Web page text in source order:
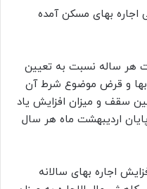
اجاره بهای مسکن آمده
هر ساله نسبت به تعیین
بها و قرض موضوع شرط آن
سقف و میزان افزایش یاد
اردیبهشت ماه هر سال
اجاره بهای سالانه